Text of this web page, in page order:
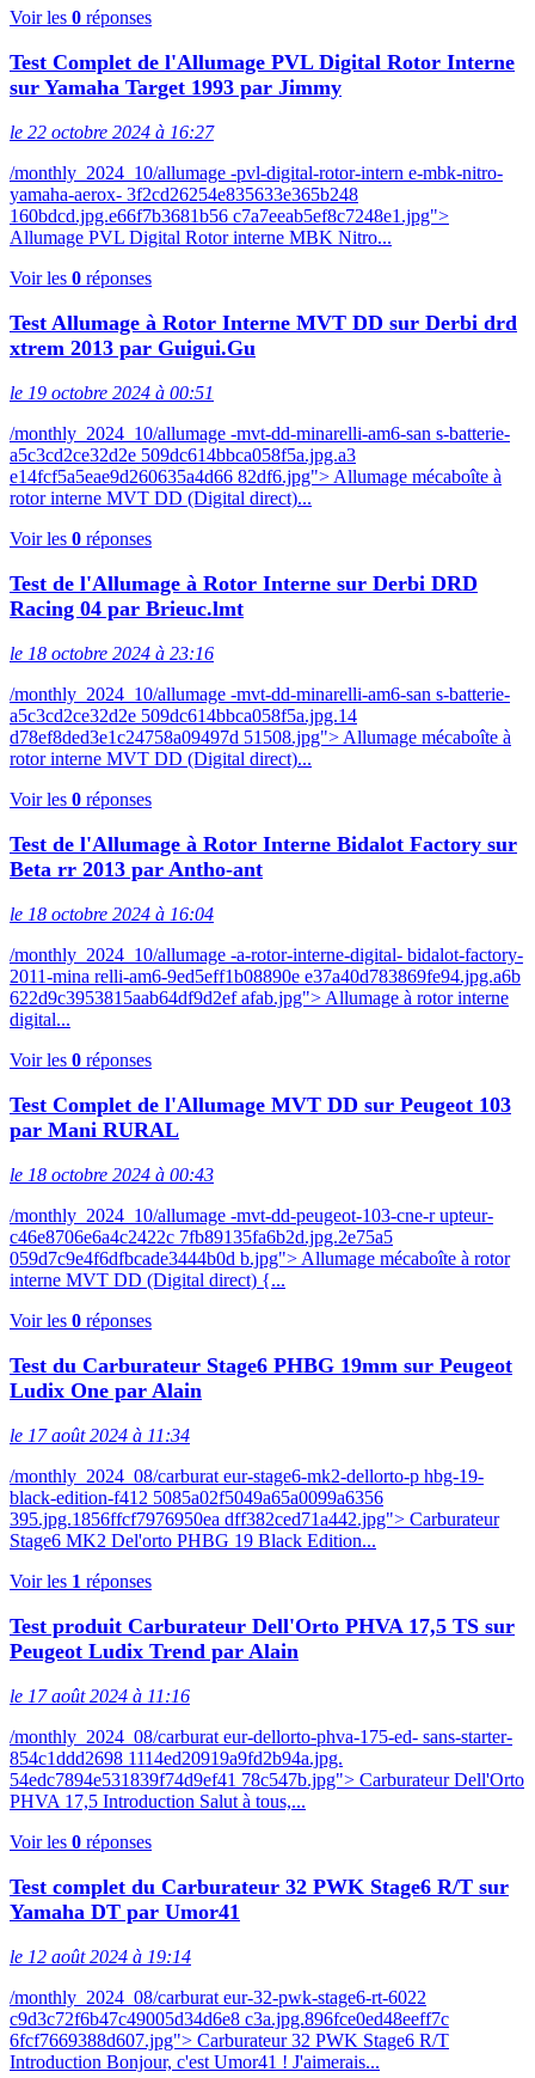
Voir les 0 réponses
Test Complet de l'Allumage PVL Digital Rotor Interne
sur Yamaha Target 1993 par Jimmy
le 22 octobre 2024 à 16:27
/monthly_2024_10/allumage -pvl-digital-rotor-intern e-mbk-nitro-
yamaha-aerox- 3f2cd26254e835633e365b248
160bdcd.jpg.e66f7b3681b56 c7a7eeab5ef8c7248e1.jpg">
Allumage PVL Digital Rotor interne MBK Nitro...
Voir les 0 réponses
Test Allumage à Rotor Interne MVT DD sur Derbi drd
xtrem 2013 par Guigui.Gu
le 19 octobre 2024 à 00:51
/monthly_2024_10/allumage -mvt-dd-minarelli-am6-san s-batterie-
a5c3cd2ce32d2e 509dc614bbca058f5a.jpg.a3
e14fcf5a5eae9d260635a4d66 82df6.jpg"> Allumage mécaboîte à
rotor interne MVT DD (Digital direct)...
Voir les 0 réponses
Test de l'Allumage à Rotor Interne sur Derbi DRD
Racing 04 par Brieuc.lmt
le 18 octobre 2024 à 23:16
/monthly_2024_10/allumage -mvt-dd-minarelli-am6-san s-batterie-
a5c3cd2ce32d2e 509dc614bbca058f5a.jpg.14
d78ef8ded3e1c24758a09497d 51508.jpg"> Allumage mécaboîte à
rotor interne MVT DD (Digital direct)...
Voir les 0 réponses
Test de l'Allumage à Rotor Interne Bidalot Factory sur
Beta rr 2013 par Antho-ant
le 18 octobre 2024 à 16:04
/monthly_2024_10/allumage -a-rotor-interne-digital- bidalot-factory-
2011-mina relli-am6-9ed5eff1b08890e e37a40d783869fe94.jpg.a6b
622d9c3953815aab64df9d2ef afab.jpg"> Allumage à rotor interne
digital...
Voir les 0 réponses
Test Complet de l'Allumage MVT DD sur Peugeot 103
par Mani RURAL
le 18 octobre 2024 à 00:43
/monthly_2024_10/allumage -mvt-dd-peugeot-103-cne-r upteur-
c46e8706e6a4c2422c 7fb89135fa6b2d.jpg.2e75a5
059d7c9e4f6dfbcade3444b0d b.jpg"> Allumage mécaboîte à rotor
interne MVT DD (Digital direct) {...
Voir les 0 réponses
Test du Carburateur Stage6 PHBG 19mm sur Peugeot
Ludix One par Alain
le 17 août 2024 à 11:34
/monthly_2024_08/carburat eur-stage6-mk2-dellorto-p hbg-19-
black-edition-f412 5085a02f5049a65a0099a6356
395.jpg.1856ffcf7976950ea dff382ced71a442.jpg"> Carburateur
Stage6 MK2 Del'orto PHBG 19 Black Edition...
Voir les 1 réponses
Test produit Carburateur Dell'Orto PHVA 17,5 TS sur
Peugeot Ludix Trend par Alain
le 17 août 2024 à 11:16
/monthly_2024_08/carburat eur-dellorto-phva-175-ed- sans-starter-
854c1ddd2698 1114ed20919a9fd2b94a.jpg.
54edc7894e531839f74d9ef41 78c547b.jpg"> Carburateur Dell'Orto
PHVA 17,5 Introduction Salut à tous,...
Voir les 0 réponses
Test complet du Carburateur 32 PWK Stage6 R/T sur
Yamaha DT par Umor41
le 12 août 2024 à 19:14
/monthly_2024_08/carburat eur-32-pwk-stage6-rt-6022
c9d3c72f6b47c49005d34d6e8 c3a.jpg.896fce0ed48eeff7c
6fcf7669388d607.jpg"> Carburateur 32 PWK Stage6 R/T
Introduction Bonjour, c'est Umor41 ! J'aimerais...